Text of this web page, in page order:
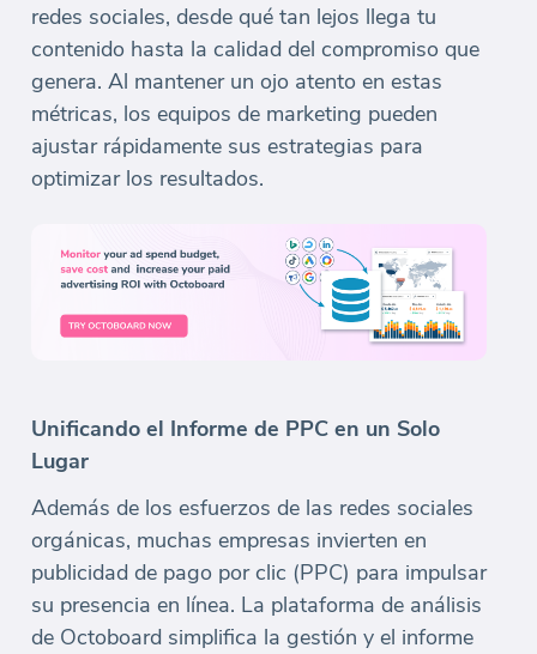
redes sociales, desde qué tan lejos llega tu
contenido hasta la calidad del compromiso que
genera. Al mantener un ojo atento en estas
métricas, los equipos de marketing pueden
ajustar rápidamente sus estrategias para
optimizar los resultados.
Unificando el Informe de PPC en un Solo
Lugar
Además de los esfuerzos de las redes sociales
orgánicas, muchas empresas invierten en
publicidad de pago por clic (PPC) para impulsar
su presencia en línea. La plataforma de análisis
de Octoboard simplifica la gestión y el informe